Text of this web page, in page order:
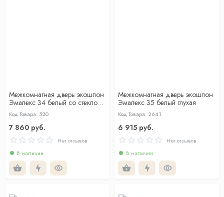
Межкомнатная дверь экошпон
Эмалекс 34 белый со стеклом
лакобель чёрный
Код Товара: 520
7 860 руб.
Нет отзывов
В наличии
Межкомнатная дверь экошпон
Эмалекс 35 белый глухая
Код Товара: 2641
6 915 руб.
Нет отзывов
В наличии